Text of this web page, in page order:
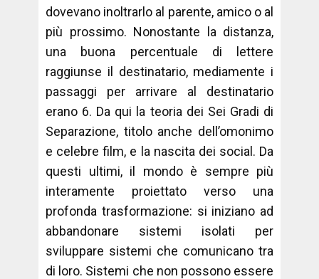
dovevano inoltrarlo al parente, amico o al
più prossimo. Nonostante la distanza,
una buona percentuale di lettere
raggiunse il destinatario, mediamente i
passaggi per arrivare al destinatario
erano 6. Da qui la teoria dei Sei Gradi di
Separazione, titolo anche dell’omonimo
e celebre film, e la nascita dei social. Da
questi ultimi, il mondo è sempre più
interamente proiettato verso una
profonda trasformazione: si iniziano ad
abbandonare sistemi isolati per
sviluppare sistemi che comunicano tra
di loro. Sistemi che non possono essere